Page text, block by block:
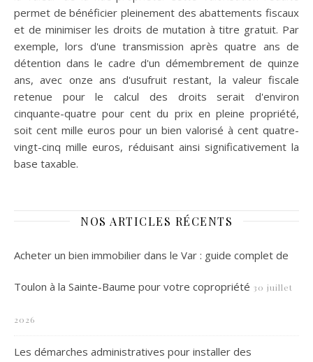
permet de bénéficier pleinement des abattements fiscaux
et de minimiser les droits de mutation à titre gratuit. Par
exemple, lors d'une transmission après quatre ans de
détention dans le cadre d'un démembrement de quinze
ans, avec onze ans d'usufruit restant, la valeur fiscale
retenue pour le calcul des droits serait d'environ
cinquante-quatre pour cent du prix en pleine propriété,
soit cent mille euros pour un bien valorisé à cent quatre-
vingt-cinq mille euros, réduisant ainsi significativement la
base taxable.
NOS ARTICLES RÉCENTS
Acheter un bien immobilier dans le Var : guide complet de
Toulon à la Sainte-Baume pour votre copropriété 30 juillet
2026
Les démarches administratives pour installer des